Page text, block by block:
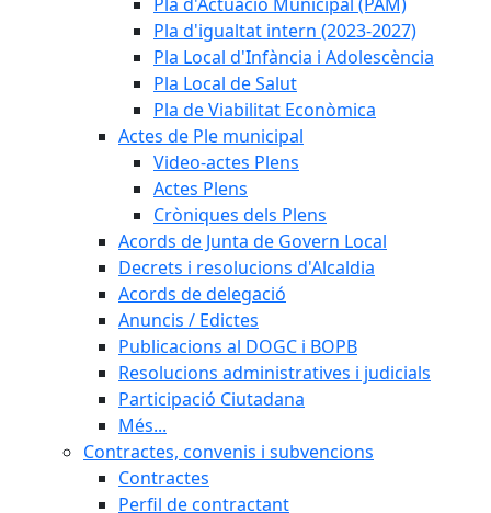
Pla d'igualtat intern (2023-2027)
Pla Local d'Infància i Adolescència
Pla Local de Salut
Pla de Viabilitat Econòmica
Actes de Ple municipal
Video-actes Plens
Actes Plens
Cròniques dels Plens
Acords de Junta de Govern Local
Decrets i resolucions d'Alcaldia
Acords de delegació
Anuncis / Edictes
Publicacions al DOGC i BOPB
Resolucions administratives i judicials
Participació Ciutadana
Més...
Contractes, convenis i subvencions
Contractes
Perfil de contractant